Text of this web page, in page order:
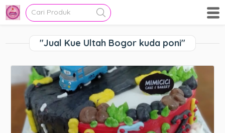
"Jual Kue Ultah Bogor kuda poni"